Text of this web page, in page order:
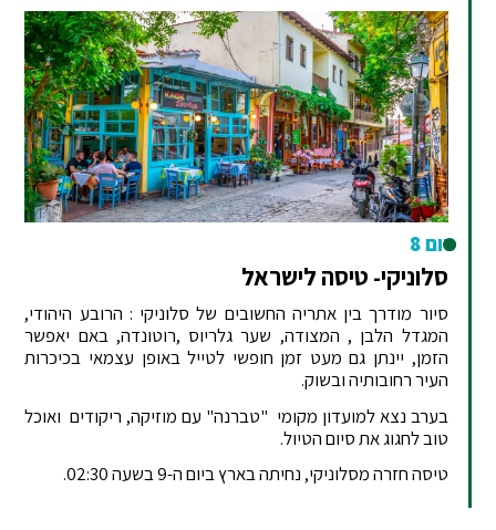
יום 8
סלוניקי- טיסה לישראל
סיור מודרך בין אתריה החשובים של סלוניקי : הרובע היהודי,
המגדל הלבן , המצודה, שער גלריוס ,רוטונדה, באם יאפשר
הזמן, יינתן גם מעט זמן חופשי לטייל באופן עצמאי בכיכרות
העיר רחובותיה ובשוק.
בערב נצא למועדון מקומי "טברנה" עם מוזיקה, ריקודים ואוכל
טוב לחגוג את סיום הטיול.
טיסה חזרה מסלוניקי, נחיתה בארץ ביום ה-9 בשעה 02:30.